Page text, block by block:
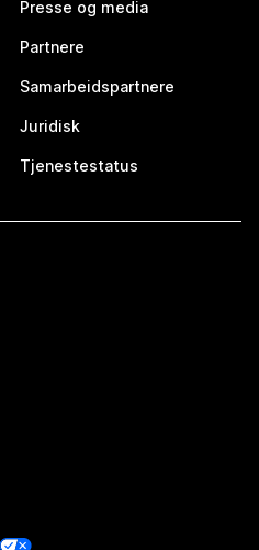
Presse og media
Partnere
Samarbeidspartnere
Juridisk
Tjenestestatus